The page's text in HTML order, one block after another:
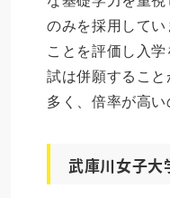
のみを採用して
ことを評価し入
試は併願するこ
多く、倍率が高い
武庫川女子大